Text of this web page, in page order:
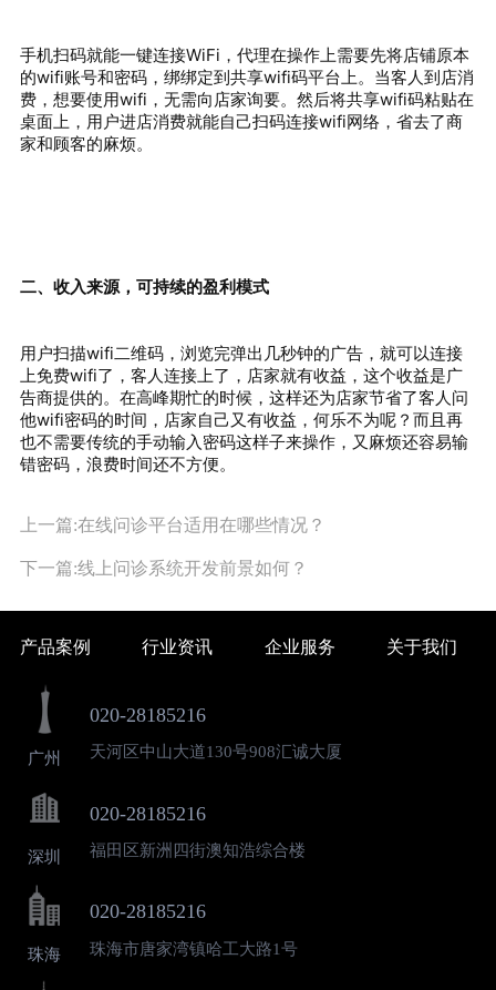
手机扫码就能一键连接WiFi，代理在操作上需要先将店铺原本
的wifi账号和密码，绑绑定到共享wifi码平台上。当客人到店消
费，想要使用wifi，无需向店家询要。然后将共享wifi码粘贴在
桌面上，用户进店消费就能自己扫码连接wifi网络，省去了商
家和顾客的麻烦。
二、收入来源，可持续的盈利模式
用户扫描wifi二维码，浏览完弹出几秒钟的广告，就可以连接
上免费wifi了，客人连接上了，店家就有收益，这个收益是广
告商提供的。在高峰期忙的时候，这样还为店家节省了客人问
他wifi密码的时间，店家自己又有收益，何乐不为呢？而且再
也不需要传统的手动输入密码这样子来操作，又麻烦还容易输
错密码，浪费时间还不方便。
上一篇:在线问诊平台适用在哪些情况？
下一篇:线上问诊系统开发前景如何？
产品案例 行业资讯 企业服务 关于我们
广州
020-28185216
天河区中山大道130号908汇诚大厦
深圳
020-28185216
福田区新洲四街澳知浩综合楼
珠海
020-28185216
珠海市唐家湾镇哈工大路1号